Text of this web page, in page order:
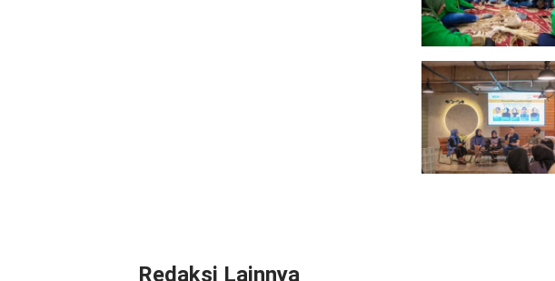
Redaksi Lainnya